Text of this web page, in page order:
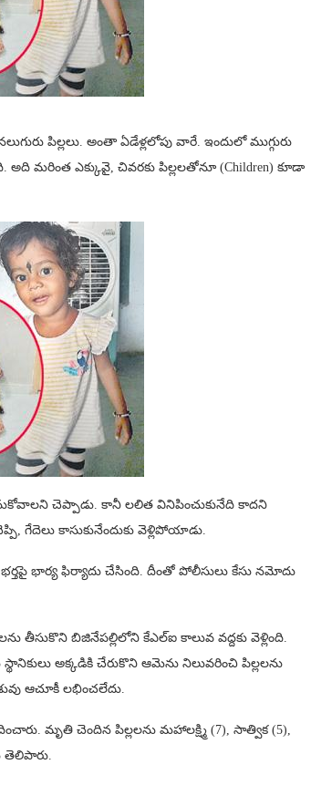
పిల్లలు. అంతా ఏడేళ్లలోపు వారే. ఇందులో ముగ్గురు
అది మరింత ఎక్కువై, చివరకు పిల్లలతోనూ (Children) కూడా
చెప్పాడు. కానీ లలిత వినిపించుకునేది కాదని
గేదెలు కాసుకునేందుకు వెళ్లిపోయాడు.
భర్తపై భార్య ఫిర్యాదు చేసింది. దీంతో పోలీసులు కేసు నమోదు
తీసుకొని బిజినేపల్లిలోని కేఎల్‌ఐ కాలువ వద్దకు వెళ్లింది.
అక్కడికి చేరుకొని ఆమెను నిలువరించి పిల్లలను
ఆచూకీ లభించలేదు.
మృతి చెందిన పిల్లలను మహాలక్ష్మి (7), సాత్విక (5),
తెలిపారు.